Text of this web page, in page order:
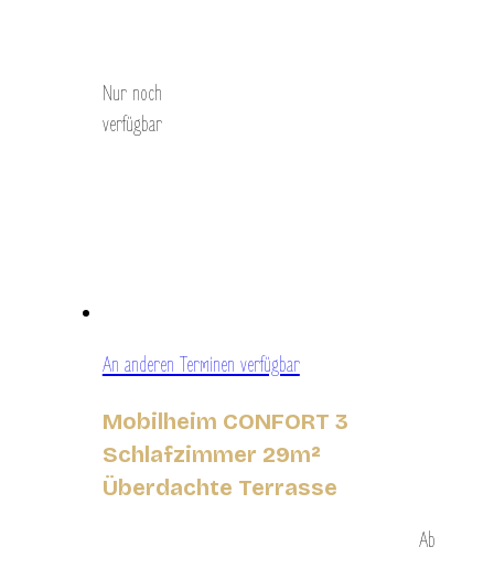
Nur noch
verfügbar
An anderen Terminen verfügbar
Mobilheim CONFORT 3
Schlafzimmer 29m²
Überdachte Terrasse
Ab